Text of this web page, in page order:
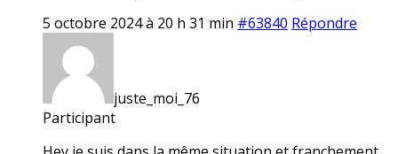
5 octobre 2024 à 20 h 31 min #63840 Répondre
juste_moi_76
Participant